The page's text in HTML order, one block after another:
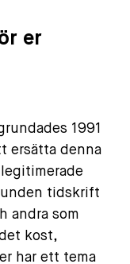
er
1991
ersätta denna
tidskrift
andra som
kost,
har ett tema